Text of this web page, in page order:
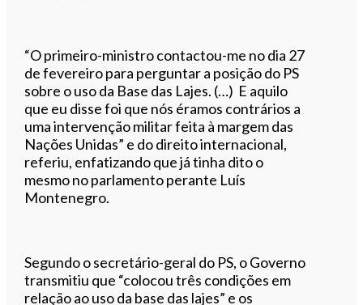
“O primeiro-ministro contactou-me no dia 27
de fevereiro para perguntar a posição do PS
sobre o uso da Base das Lajes. (…) E aquilo
que eu disse foi que nós éramos contrários a
uma intervenção militar feita à margem das
Nações Unidas” e do direito internacional,
referiu, enfatizando que já tinha dito o
mesmo no parlamento perante Luís
Montenegro.
Segundo o secretário-geral do PS, o Governo
transmitiu que “colocou três condições em
relação ao uso da base das lajes” e os